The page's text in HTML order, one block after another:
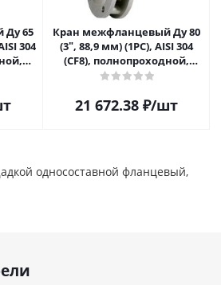
65
304
с
Кран межфланцевый Ду 80
(3ʺ, 88,9 мм) (1PC), AISI 304
(CF8), полнопроходной,
шаровой, односоставной с
ASMEB16.34, ISO5211
21 672.38₽/шт
односоставной фланцевый,